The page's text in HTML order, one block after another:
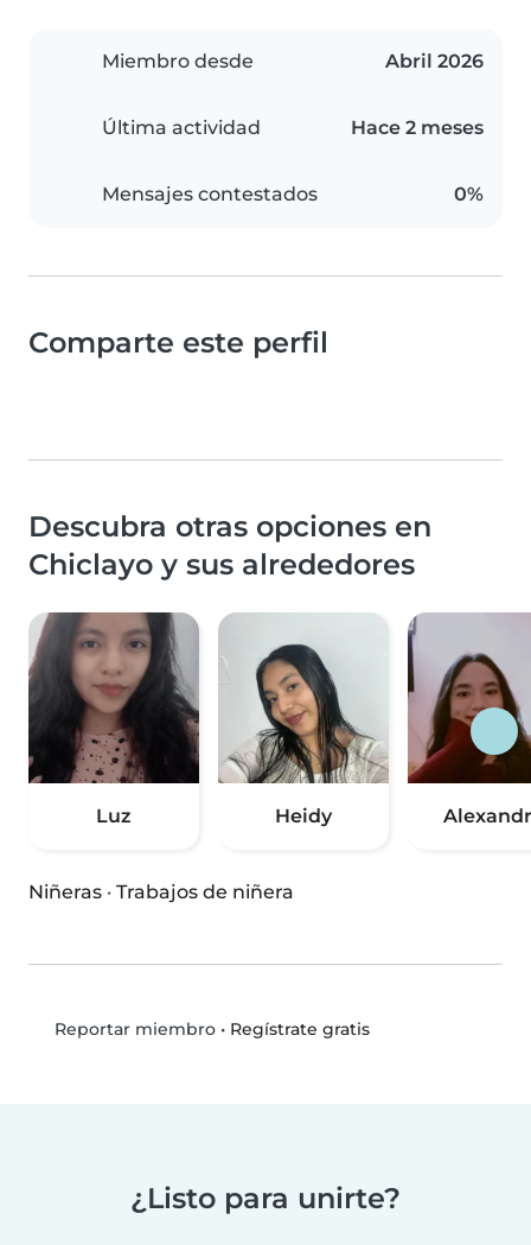
Miembro desde Abril 2026
Última actividad Hace 2 meses
Mensajes contestados 0%
Comparte este perfil
Descubra otras opciones en
Chiclayo y sus alrededores
Luz Heidy
Niñeras · Trabajos de niñera
Reportar miembro• Regístrate gratis
¿Listo para unirte?